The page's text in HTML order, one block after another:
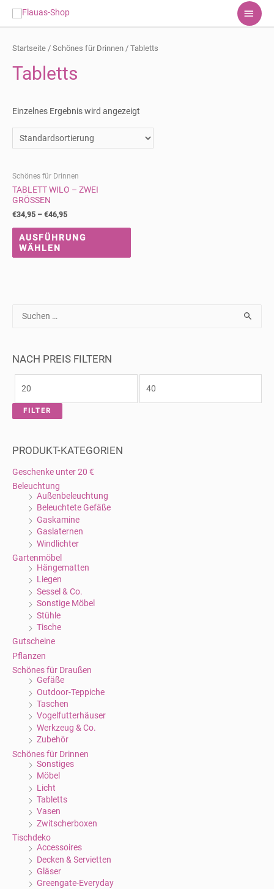
Startseite / Schönes für Drinnen / Tabletts
Tabletts
Einzelnes Ergebnis wird angezeigt
Schönes für Drinnen
TABLETT WILO – ZWEI
GRÖSSEN
€34,95 – €46,95
AUSFÜHRUNG
WÄHLEN
n
a
:
NACH PREIS FILTERN
FILTER
PRODUKT-KATEGORIEN
Geschenke unter 20 €
Beleuchtung
Außenbeleuchtung
Beleuchtete Gefäße
Gaskamine
Gaslaternen
Windlichter
Gartenmöbel
Hängematten
Liegen
Sessel & Co.
Sonstige Möbel
Stühle
Tische
Gutscheine
Pflanzen
Schönes für Draußen
Gefäße
Outdoor-Teppiche
Taschen
Vogelfutterhäuser
Werkzeug & Co.
Zubehör
Schönes für Drinnen
Sonstiges
Möbel
Licht
Tabletts
Vasen
Zwitscherboxen
Tischdeko
Accessoires
Decken & Servietten
Gläser
Greengate-Everyday